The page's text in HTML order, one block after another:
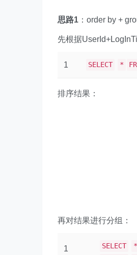
思路1 ：order by +
先根据
1 SELECT *
排序结果：
再对结果进行分组：
1
SELECT *